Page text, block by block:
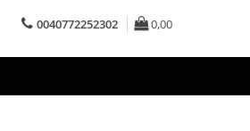
0040772252302 0,00